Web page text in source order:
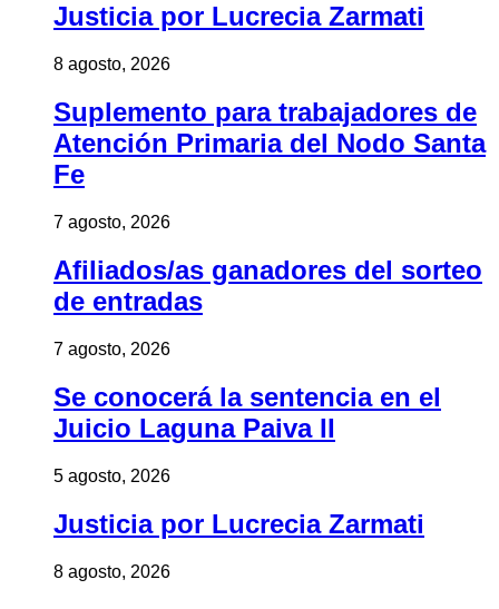
Justicia por Lucrecia Zarmati
8 agosto, 2026
Suplemento para trabajadores de
Atención Primaria del Nodo Santa
Fe
7 agosto, 2026
Afiliados/as ganadores del sorteo
de entradas
7 agosto, 2026
Se conocerá la sentencia en el
Juicio Laguna Paiva II
5 agosto, 2026
Justicia por Lucrecia Zarmati
8 agosto, 2026